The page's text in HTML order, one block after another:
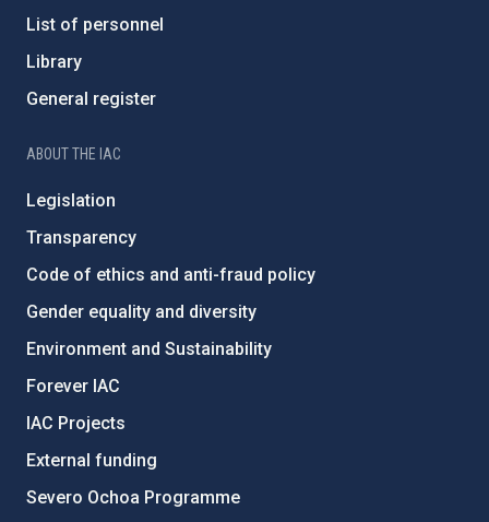
List of personnel
Library
General register
ABOUT THE IAC
Legislation
Transparency
Code of ethics and anti-fraud policy
Gender equality and diversity
Environment and Sustainability
Forever IAC
IAC Projects
External funding
Severo Ochoa Programme